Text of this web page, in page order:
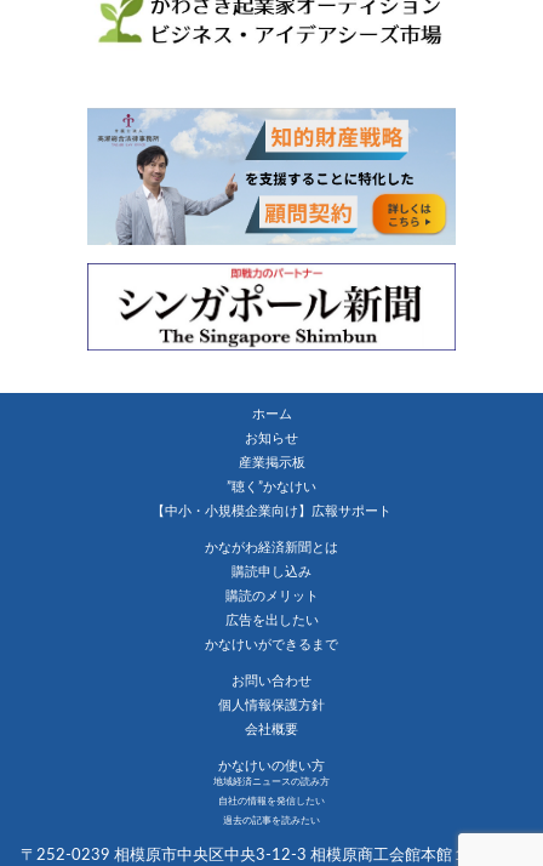
ホーム
お知らせ
産業掲示板
”聴く”かなけい
【中小・小規模企業向け】広報サポート
かながわ経済新聞とは
購読申し込み
購読のメリット
広告を出したい
かなけいができるまで
お問い合わせ
個人情報保護方針
会社概要
かなけいの使い方
地域経済ニュースの読み方
自社の情報を発信したい
過去の記事を読みたい
〒252-0239 相模原市中央区中央3-12-3 相模原商工会館本館１